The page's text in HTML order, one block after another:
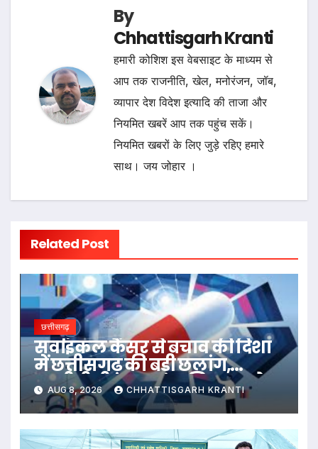
By
Chhattisgarh Kranti
हमारी कोशिश इस वेबसाइट के माध्यम से
आप तक राजनीति, खेल, मनोरंजन, जॉब,
व्यापार देश विदेश इत्यादि की ताजा और
नियमित खबरें आप तक पहुंच सकें।
नियमित खबरों के लिए जुड़े रहिए हमारे
साथ। जय जोहार ।
Related Post
छत्तीसगढ़
सर्वाइकल कैंसर से बचाव की दिशा
में छत्तीसगढ़ की बड़ी छलांग,
एचपीवी टीकाकरण अभियान को
मिल रहा व्यापक जनसमर्थन
AUG 8, 2026 CHHATTISGARH KRANTI